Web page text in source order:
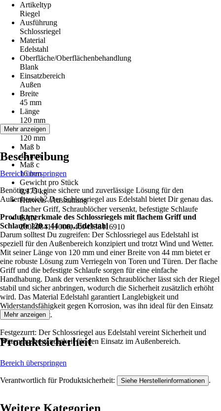
Artikeltyp
Riegel
Ausführung
Schlossriegel
Material
Edelstahl
Oberfläche/Oberflächenbehandlung
Blank
Einsatzbereich
Außen
Breite
45 mm
Länge
120 mm
Maß a
120 mm
Maß b
45 mm
Maß c
16 mm
Gewicht pro Stück
0,175 kg
Hinweis-/Ausstattung
flacher Griff, Schraublöcher versenkt, befestigte Schlaufe
EAN
2003884111006, 4004338116910
Mehr anzeigen
Beschreibung
Bereich überspringen
Benötigst Du eine sichere und zuverlässige Lösung für den
Außenbereich? Der Schlossriegel aus Edelstahl bietet Dir genau das.
Produktmerkmale des Schlossriegels mit flachem Griff und
Schlaufe 120 x 44 mm, Edelstahl
Darum solltest Du zugreifen: Der Schlossriegel aus Edelstahl ist
speziell für den Außenbereich konzipiert und trotzt Wind und Wetter.
Mit seiner Länge von 120 mm und einer Breite von 44 mm bietet er
eine robuste Lösung zum Verriegeln von Toren und Türen. Der flache
Griff und die befestigte Schlaufe sorgen für eine einfache
Handhabung. Dank der versenkten Schraublöcher lässt sich der Riegel
stabil und sicher anbringen, wodurch die Sicherheit zusätzlich erhöht
wird. Das Material Edelstahl garantiert Langlebigkeit und
Widerstandsfähigkeit gegen Korrosion, was ihn ideal für den Einsatz
im Freien macht.
Festgezurrt: Der Schlossriegel aus Edelstahl vereint Sicherheit und
Witterungsbeständigkeit für den Einsatz im Außenbereich.
Mehr anzeigen
Produktsicherheit
Bereich überspringen
Verantwortlich für Produktsicherheit: Siehe Herstellerinformationen .
Weitere Kategorien